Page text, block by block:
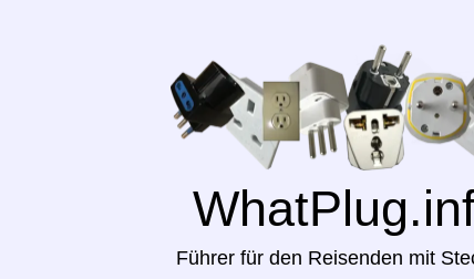
Führer für den Reisenden mit